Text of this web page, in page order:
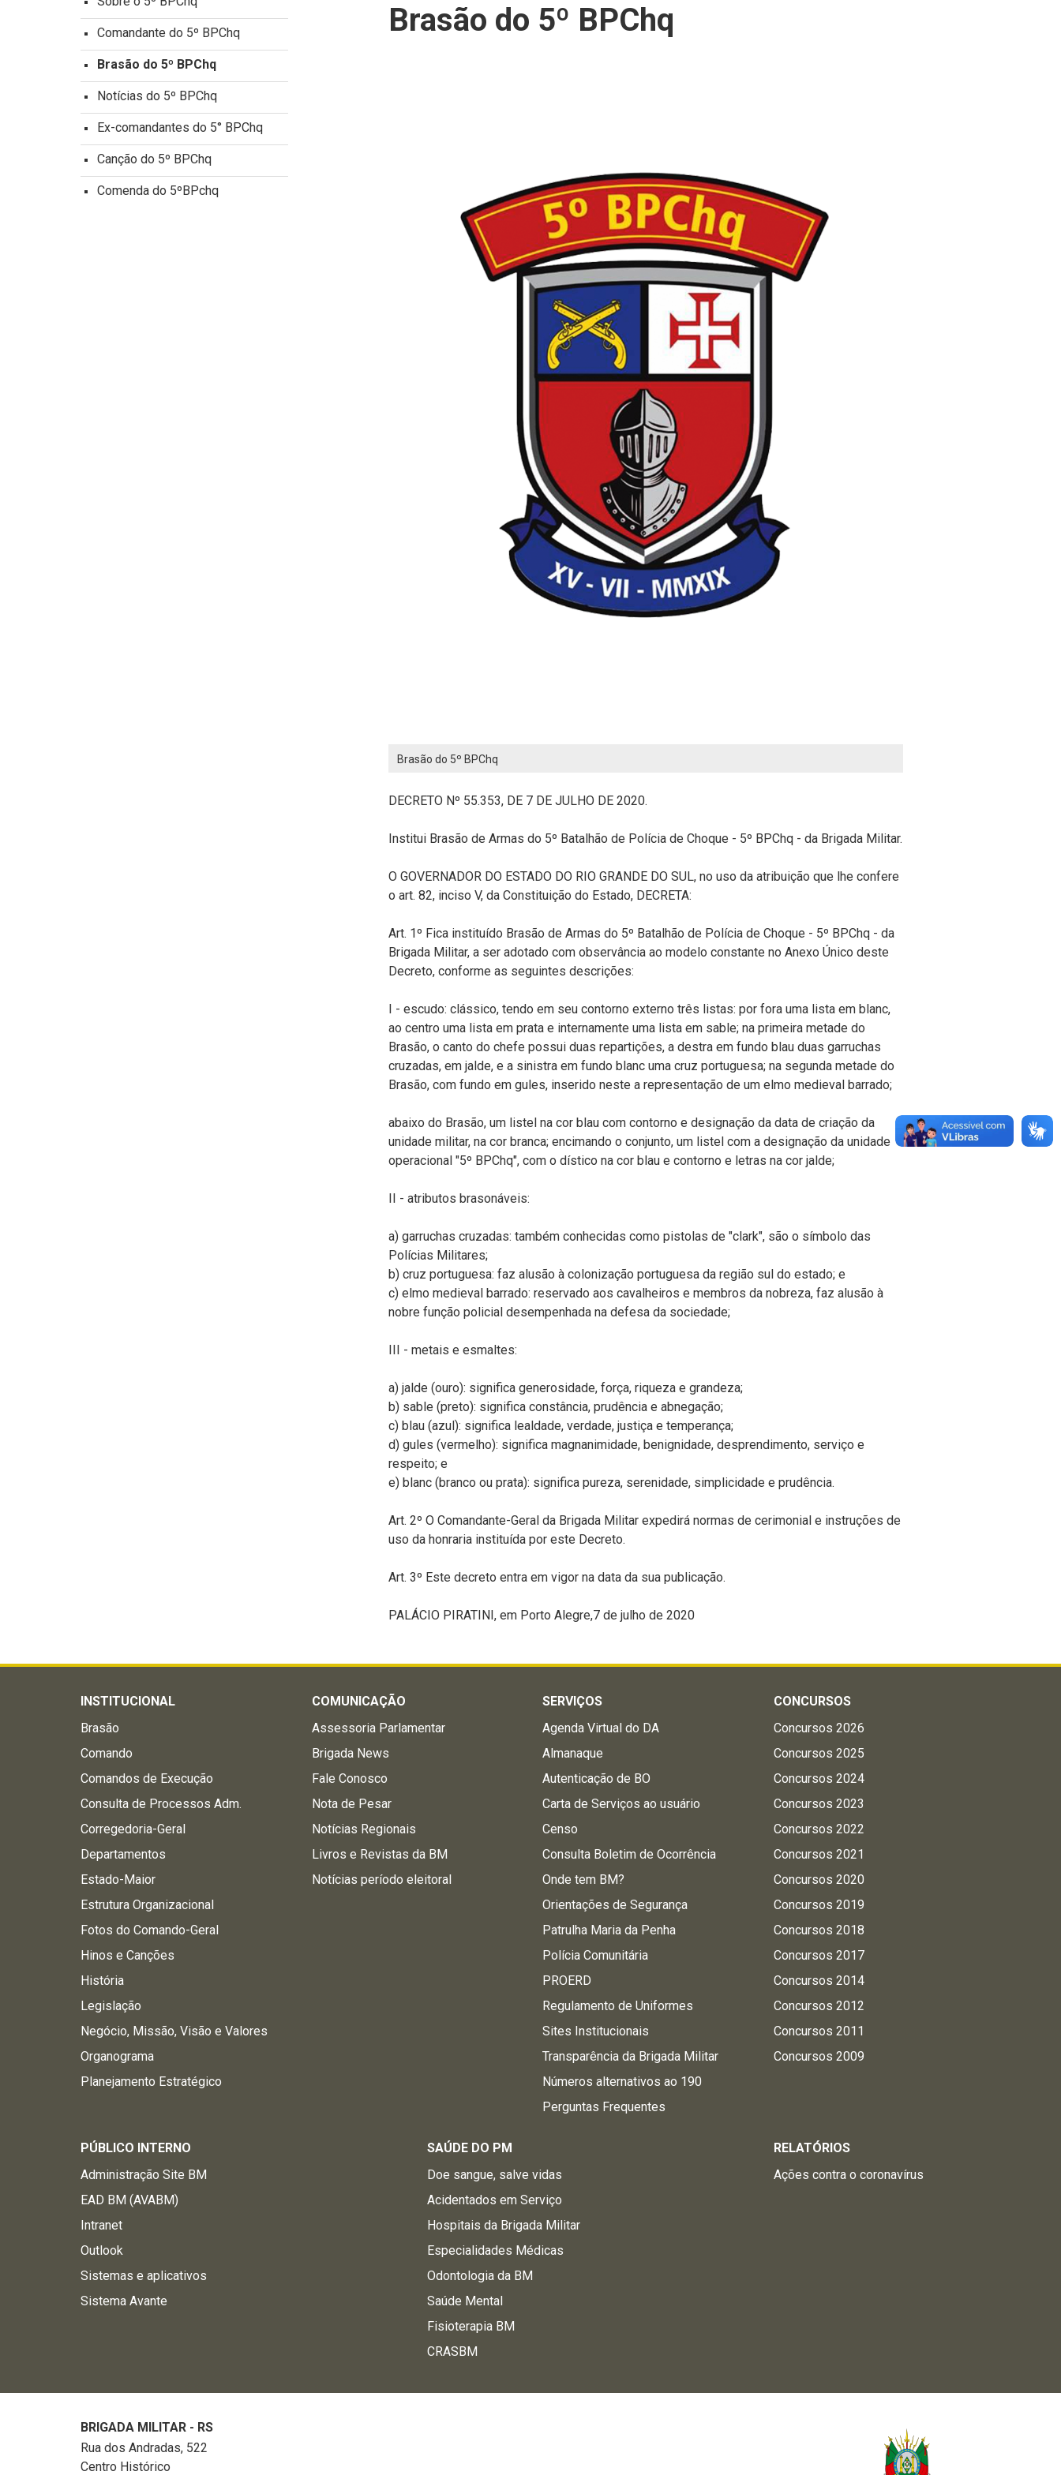
Brasão do 5º BPChq
Brasão do 5º BPChq
DECRETO Nº 55.353, DE 7 DE JULHO DE 2020.
Institui Brasão de Armas do 5º Batalhão de Polícia de Choque - 5º BPChq - da Brigada Militar.
O GOVERNADOR DO ESTADO DO RIO GRANDE DO SUL, no uso da atribuição que lhe confere
o art. 82, inciso V, da Constituição do Estado, DECRETA:
Art. 1º Fica instituído Brasão de Armas do 5º Batalhão de Polícia de Choque - 5º BPChq - da
Brigada Militar, a ser adotado com observância ao modelo constante no Anexo Único deste
Decreto, conforme as seguintes descrições:
I - escudo: clássico, tendo em seu contorno externo três listas: por fora uma lista em blanc,
ao centro uma lista em prata e internamente uma lista em sable; na primeira metade do
Brasão, o canto do chefe possui duas repartições, a destra em fundo blau duas garruchas
cruzadas, em jalde, e a sinistra em fundo blanc uma cruz portuguesa; na segunda metade do
Brasão, com fundo em gules, inserido neste a representação de um elmo medieval barrado;
abaixo do Brasão, um listel na cor blau com contorno e designação da data de criação da
unidade militar, na cor branca; encimando o conjunto, um listel com a designação da unidade
operacional "5º BPChq", com o dístico na cor blau e contorno e letras na cor jalde;
II - atributos brasonáveis:
a) garruchas cruzadas: também conhecidas como pistolas de "clark", são o símbolo das
Polícias Militares;
b) cruz portuguesa: faz alusão à colonização portuguesa da região sul do estado; e
c) elmo medieval barrado: reservado aos cavalheiros e membros da nobreza, faz alusão à
nobre função policial desempenhada na defesa da sociedade;
III - metais e esmaltes:
a) jalde (ouro): significa generosidade, força, riqueza e grandeza;
b) sable (preto): significa constância, prudência e abnegação;
c) blau (azul): significa lealdade, verdade, justiça e temperança;
d) gules (vermelho): significa magnanimidade, benignidade, desprendimento, serviço e
respeito; e
e) blanc (branco ou prata): significa pureza, serenidade, simplicidade e prudência.
Art. 2º O Comandante-Geral da Brigada Militar expedirá normas de cerimonial e instruções de
uso da honraria instituída por este Decreto.
Art. 3º Este decreto entra em vigor na data da sua publicação.
PALÁCIO PIRATINI, em Porto Alegre,7 de julho de 2020
Comandante do 5º BPChq
Brasão do 5º BPChq
Notícias do 5º BPChq
Ex-comandantes do 5° BPChq
Canção do 5º BPChq
Comenda do 5ºBPchq
INSTITUCIONAL
Brasão
Comando
Comandos de Execução
Consulta de Processos Adm.
Corregedoria-Geral
Departamentos
Estado-Maior
Estrutura Organizacional
Fotos do Comando-Geral
Hinos e Canções
História
Legislação
Negócio, Missão, Visão e Valores
Organograma
Planejamento Estratégico
COMUNICAÇÃO
Assessoria Parlamentar
Brigada News
Fale Conosco
Nota de Pesar
Notícias Regionais
Livros e Revistas da BM
Notícias período eleitoral
SERVIÇOS
Agenda Virtual do DA
Almanaque
Autenticação de BO
Carta de Serviços ao usuário
Censo
Consulta Boletim de Ocorrência
Onde tem BM?
Orientações de Segurança
Patrulha Maria da Penha
Polícia Comunitária
PROERD
Regulamento de Uniformes
Sites Institucionais
Transparência da Brigada Militar
Números alternativos ao 190
Perguntas Frequentes
CONCURSOS
Concursos 2026
Concursos 2025
Concursos 2024
Concursos 2023
Concursos 2022
Concursos 2021
Concursos 2020
Concursos 2019
Concursos 2018
Concursos 2017
Concursos 2014
Concursos 2012
Concursos 2011
Concursos 2009
PÚBLICO INTERNO
Administração Site BM
EAD BM (AVABM)
Intranet
Outlook
Sistemas e aplicativos
Sistema Avante
SAÚDE DO PM
Doe sangue, salve vidas
Acidentados em Serviço
Hospitais da Brigada Militar
Especialidades Médicas
Odontologia da BM
Saúde Mental
Fisioterapia BM
CRASBM
RELATÓRIOS
Ações contra o coronavírus
BRIGADA MILITAR - RS
Rua dos Andradas, 522
Centro Histórico